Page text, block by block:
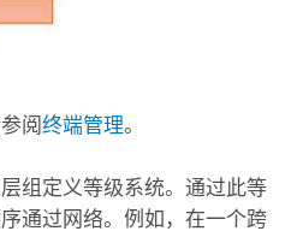
阅终端管理。
组定义等级系统。通过此等
通过网络。例如，在一个跨